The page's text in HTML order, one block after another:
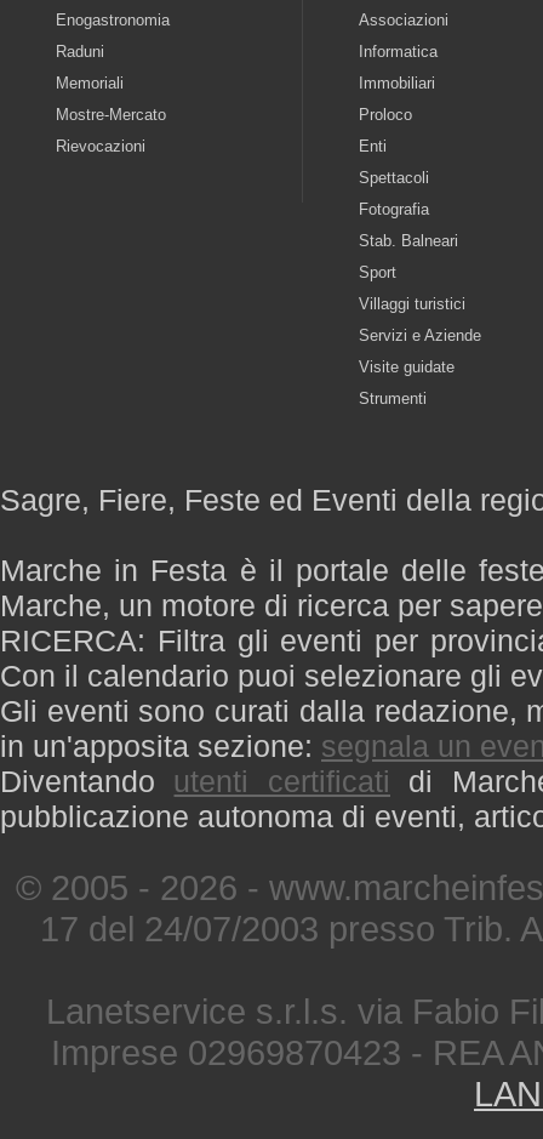
Enogastronomia
Raduni
Memoriali
Mostre-Mercato
Rievocazioni
Associazioni
Informatica
Immobiliari
Proloco
Enti
Spettacoli
Fotografia
Stab. Balneari
Sport
Villaggi turistici
Servizi e Aziende
Visite guidate
Strumenti
Sagre, Fiere, Feste ed Eventi della
Marche in Festa è il portale delle
Marche, un motore di ricerca per
RICERCA: Filtra gli eventi per
Con il calendario puoi selezionare gli
Gli eventi sono curati dalla redazione,
in un'apposita sezione: segnala un
Diventando utenti certificati di
pubblicazione autonoma di eventi,
© 2005 - 2026 -
17 del 24/07/2003 presso Trib.
Lanetservice s.r.l.s. via Fabio
Imprese 02969870423 - REA